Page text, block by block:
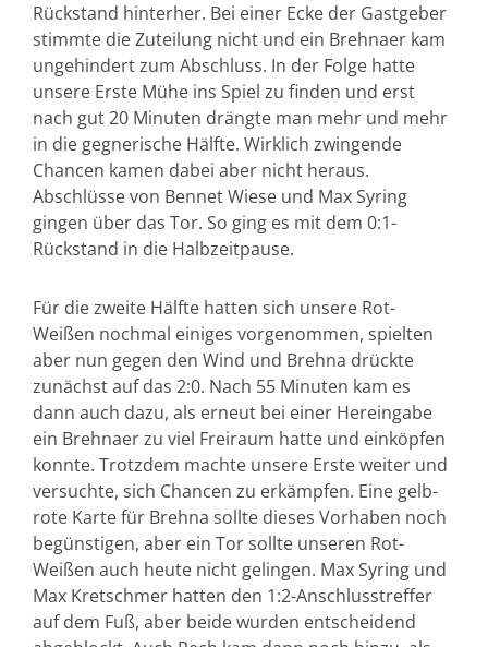
Rückstand hinterher. Bei einer Ecke der Gastgeber
stimmte die Zuteilung nicht und ein Brehnaer kam
ungehindert zum Abschluss. In der Folge hatte
unsere Erste Mühe ins Spiel zu finden und erst
nach gut 20 Minuten drängte man mehr und mehr
in die gegnerische Hälfte. Wirklich zwingende
Chancen kamen dabei aber nicht heraus.
Abschlüsse von Bennet Wiese und Max Syring
gingen über das Tor. So ging es mit dem 0:1-
Rückstand in die Halbzeitpause.
Für die zweite Hälfte hatten sich unsere Rot-
Weißen nochmal einiges vorgenommen, spielten
aber nun gegen den Wind und Brehna drückte
zunächst auf das 2:0. Nach 55 Minuten kam es
dann auch dazu, als erneut bei einer Hereingabe
ein Brehnaer zu viel Freiraum hatte und einköpfen
konnte. Trotzdem machte unsere Erste weiter und
versuchte, sich Chancen zu erkämpfen. Eine gelb-
rote Karte für Brehna sollte dieses Vorhaben noch
begünstigen, aber ein Tor sollte unseren Rot-
Weißen auch heute nicht gelingen. Max Syring und
Max Kretschmer hatten den 1:2-Anschlusstreffer
auf dem Fuß, aber beide wurden entscheidend